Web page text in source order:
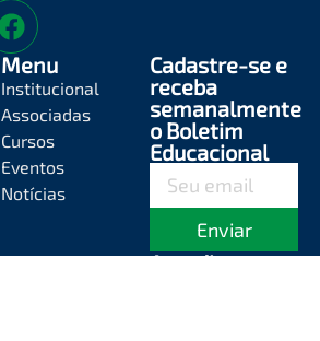
Menu
Institucional
Associadas
Cursos
Eventos
Notícias
Cadastre-se e
receba
semanalmente
o Boletim
Educacional
Enviar
Atendimento